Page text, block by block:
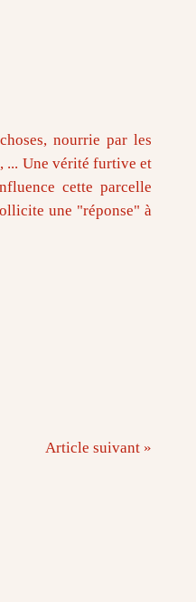
nourrie par les
... Une vérité furtive et
cette parcelle
une "réponse" à
Article suivant »